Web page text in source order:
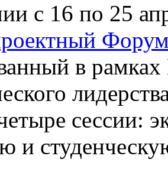
с 16 по 25
в
сессии:
и